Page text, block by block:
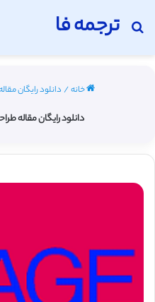
ترجمه فا
جستجو برای
خانه/ دانلود رایگان
دانلود رایگان مقاله